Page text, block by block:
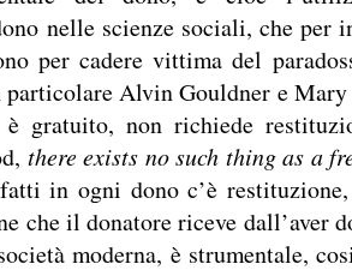
nelle scienze sociali, che per
per cadere vittima del
Alvin Gouldner e
è gratuito, non richiede
there exists no such thing as a
in ogni dono c’è
che il donatore riceve dall’aver
moderna, è strumentale,